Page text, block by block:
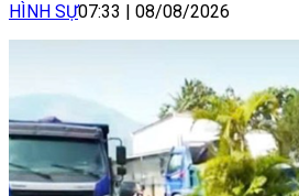
HÌNH SỰ07:33 08/08/2026